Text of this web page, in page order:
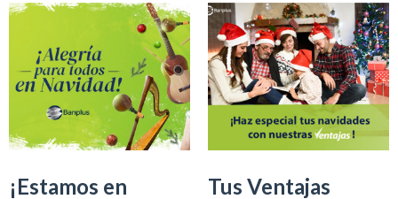
¡Estamos en
Tus Ventajas